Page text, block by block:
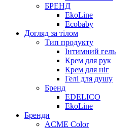
БРЕНД
EkoLine
Ecobaby
Догляд за тілом
Тип продукту
Інтимний гель
Крем для рук
Крем для ніг
Гелі для душу
Бренд
EDELICO
EkoLine
Бренди
ACME Color